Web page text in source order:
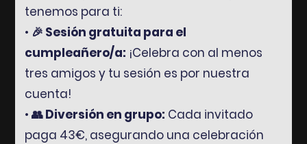
tenemos para ti:
• 🎉 Sesión gratuita para el
cumpleañero/a: ¡Celebra con al menos
tres amigos y tu sesión es por nuestra
cuenta!
• 👥 Diversión en grupo: Cada invitado
paga 43€, asegurando una celebración